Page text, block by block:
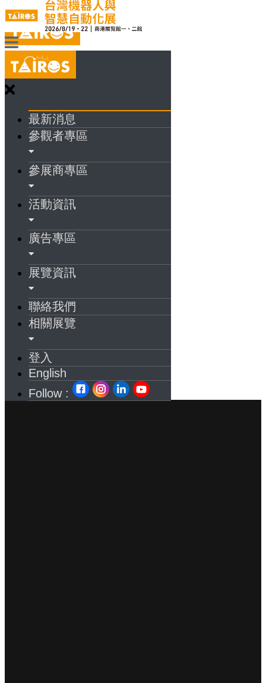
最新消息
參觀者專區
參展商專區
活動資訊
廣告專區
展覽資訊
聯絡我們
相關展覽
登入
English
Follow :